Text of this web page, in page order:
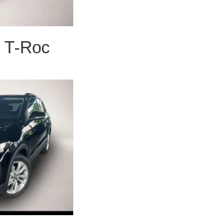
T-Roc